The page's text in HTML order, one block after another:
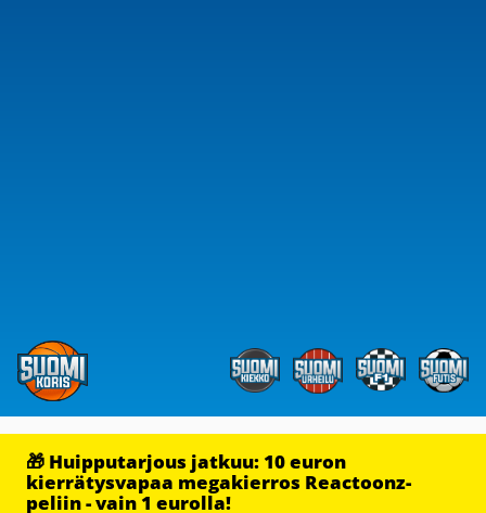
🎁 Huipputarjous jatkuu: 10 euron
kierrätysvapaa megakierros Reactoonz-
peliin - vain 1 eurolla!